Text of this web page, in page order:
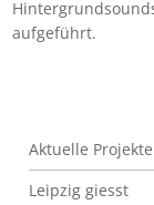
aufgeführt.
Hörspiel-
Aktuelle Projekte
Leipzig giesst